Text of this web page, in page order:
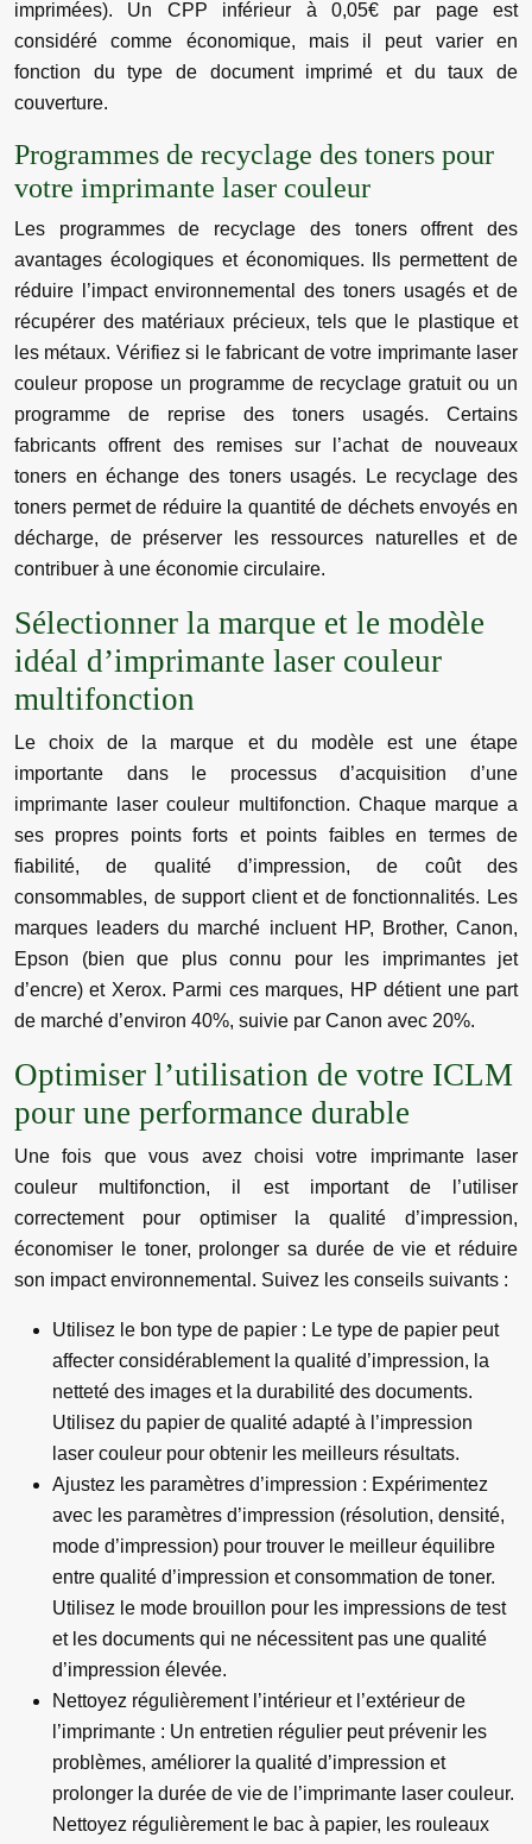
imprimées). Un CPP inférieur à 0,05€ par page est
considéré comme économique, mais il peut varier en
fonction du type de document imprimé et du taux de
couverture.
Programmes de recyclage des toners pour
votre imprimante laser couleur
Les programmes de recyclage des toners offrent des
avantages écologiques et économiques. Ils permettent de
réduire l’impact environnemental des toners usagés et de
récupérer des matériaux précieux, tels que le plastique et
les métaux. Vérifiez si le fabricant de votre imprimante laser
couleur propose un programme de recyclage gratuit ou un
programme de reprise des toners usagés. Certains
fabricants offrent des remises sur l’achat de nouveaux
toners en échange des toners usagés. Le recyclage des
toners permet de réduire la quantité de déchets envoyés en
décharge, de préserver les ressources naturelles et de
contribuer à une économie circulaire.
Sélectionner la marque et le modèle
idéal d’imprimante laser couleur
multifonction
Le choix de la marque et du modèle est une étape
importante dans le processus d’acquisition d’une
imprimante laser couleur multifonction. Chaque marque a
ses propres points forts et points faibles en termes de
fiabilité, de qualité d’impression, de coût des
consommables, de support client et de fonctionnalités. Les
marques leaders du marché incluent HP, Brother, Canon,
Epson (bien que plus connu pour les imprimantes jet
d’encre) et Xerox. Parmi ces marques, HP détient une part
de marché d’environ 40%, suivie par Canon avec 20%.
Optimiser l’utilisation de votre ICLM
pour une performance durable
Une fois que vous avez choisi votre imprimante laser
couleur multifonction, il est important de l’utiliser
correctement pour optimiser la qualité d’impression,
économiser le toner, prolonger sa durée de vie et réduire
son impact environnemental. Suivez les conseils suivants :
Utilisez le bon type de papier : Le type de papier peut
affecter considérablement la qualité d’impression, la
netteté des images et la durabilité des documents.
Utilisez du papier de qualité adapté à l’impression
laser couleur pour obtenir les meilleurs résultats.
Ajustez les paramètres d’impression : Expérimentez
avec les paramètres d’impression (résolution, densité,
mode d’impression) pour trouver le meilleur équilibre
entre qualité d’impression et consommation de toner.
Utilisez le mode brouillon pour les impressions de test
et les documents qui ne nécessitent pas une qualité
d’impression élevée.
Nettoyez régulièrement l’intérieur et l’extérieur de
l’imprimante : Un entretien régulier peut prévenir les
problèmes, améliorer la qualité d’impression et
prolonger la durée de vie de l’imprimante laser couleur.
Nettoyez régulièrement le bac à papier, les rouleaux